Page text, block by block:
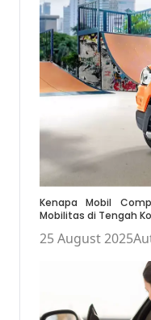
Kenapa Mobil
Mobilitas di Tengah
25 August 2025